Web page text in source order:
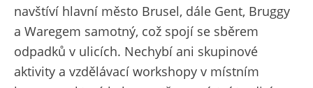
navštíví hlavní město Brusel, dále Gent, Bruggy
a Waregem samotný, což spojí se sběrem
odpadků v ulicích. Nechybí ani skupinové
aktivity a vzdělávací workshopy v místním